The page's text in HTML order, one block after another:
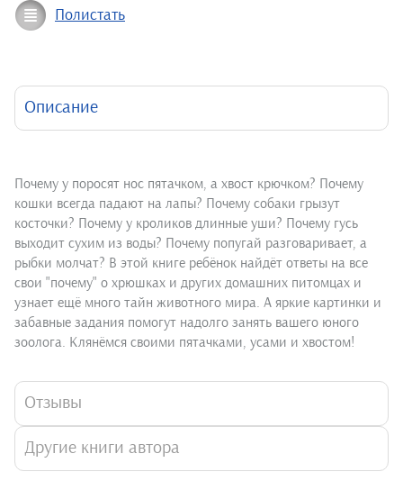
Полистать
Описание
Почему у поросят нос пятачком, а хвост крючком? Почему
кошки всегда падают на лапы? Почему собаки грызут
косточки? Почему у кроликов длинные уши? Почему гусь
выходит сухим из воды? Почему попугай разговаривает, а
рыбки молчат? В этой книге ребёнок найдёт ответы на все
свои "почему" о хрюшках и других домашних питомцах и
узнает ещё много тайн животного мира. А яркие картинки и
забавные задания помогут надолго занять вашего юного
зоолога. Клянёмся своими пятачками, усами и хвостом!
Отзывы
Другие книги автора